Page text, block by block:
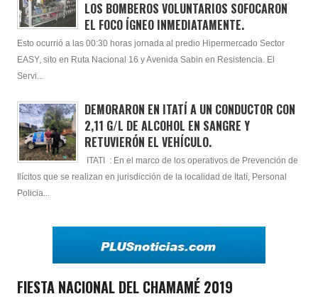
LOS BOMBEROS VOLUNTARIOS SOFOCARON
EL FOCO ÍGNEO INMEDIATAMENTE.
Esto ocurrió a las 00:30 horas jornada al predio Hipermercado Sector
EASY, sito en Ruta Nacional 16 y Avenida Sabin en Resistencia. El
Servi...
DEMORARON EN ITATÍ A UN CONDUCTOR CON
2,11 G/L DE ALCOHOL EN SANGRE Y
RETUVIERÓN EL VEHÍCULO.
ITATI : En el marco de los operativos de Prevención de
Ilícitos que se realizan en jurisdicción de la localidad de Itatí, Personal
Policia...
FIESTA NACIONAL DEL CHAMAMÉ 2019